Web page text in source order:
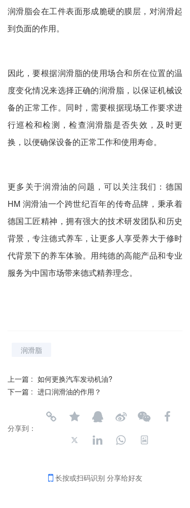
润滑脂会在工件表面形成脆硬的膜层，对润滑起
到负面的作用。
因此，要根据润滑脂的使用场合和所在位置的温
度变化情况来选择正确的润滑脂，以保证机械设
备的正常工作。同时，需要根据现场工作要求进
行巡检和检测，检查润滑脂是否失效，及时更
换，以便确保设备的正常工作和使用寿命。
更多关于润滑油的问题，可以关注我们： 德国
HM 润滑油一个跨世纪百年的传奇品牌，秉承着
德国工匠精神，拥有强大的技术研发团队和历史
背景，专注德式养车，让更多人享受养大于修时
代背景下的养车体验。用纯德的高能产品和专业
服务为中国市场带来德式精养理念。
润滑脂
上一篇 : 如何更换汽车发动机油?
下一篇 : 进口润滑油的作用？
分享到：
长按或扫码识别 分享给好友